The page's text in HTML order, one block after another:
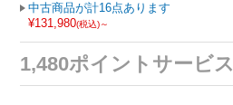
中古商品が計16点あります
¥131,980(税込)～
1,480ポイントサービス